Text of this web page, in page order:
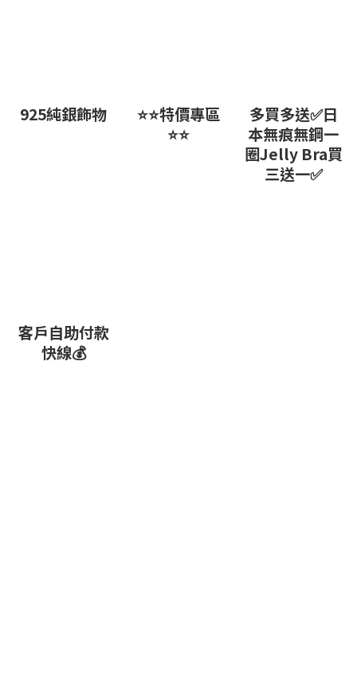
925純銀飾物
⭐⭐特價專區
⭐⭐
多買多送✅️日
本無痕無鋼一
圈Jelly Bra買
三送一✅️
客戶自助付款
快線💰